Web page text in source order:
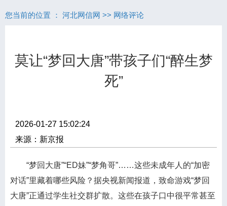
您当前的位置 ： 河北网信网 >> 网络评论
莫让“梦回大唐”带孩子们“醉生梦
死”
2026-01-27 15:02:24
来源：新京报
“梦回大唐”“ED妹”“梦角哥”……这些未成年人的“加密
对话”里藏着哪些风险？据央视新闻报道，致命游戏“梦回
大唐”正通过学生社交群扩散。这些在孩子口中很平常甚至